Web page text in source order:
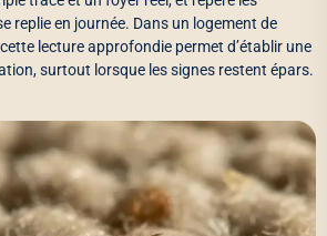
replie en journée. Dans un logement de
lecture approfondie permet d’établir une
surtout lorsque les signes restent épars.